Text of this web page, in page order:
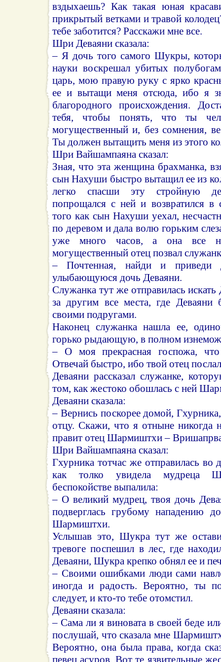
вздыхаешь? Как такая юная
прикрытый ветками и травой
тебе заботится? Расскажи мне все.
Шри Деваяни сказала:
– Я дочь того самого Шукры,
науки воскрешал убитых
царь, мою правую руку с ярко
ее и вытащи меня отсюда, ибо я
благородного происхождения.
тебя, чтобы понять, что ты
могущественный и, без сомнения,
Ты должен вытащить меня из этого
Шри Вайшампаяна сказал:
Зная, что эта женщина брахманка,
сын Нахуши быстро вытащил ее из
легко спасши эту стройную
попрощался с ней и возвратился в
того как сын Нахуши уехал,
по деревом и дала волю горьким
уже много часов, а она все не
могущественный отец позвал
– Почтенная, найди и приведи
улыбающуюся дочь Деваяни.
Служанка тут же отправилась
за другим все места, где Деваяни
своими подругами.
Наконец служанка нашла ее,
горько рыдающую, в полном
– О моя прекрасная госпожа,
Отвечай быстро, ибо твой отец
Деваяни рассказал служанке,
том, как жестоко обошлась с ней
Деваяни сказала:
– Вернись поскорее домой,
отцу. Скажи, что я отныне никогда
правит отец Шармиштхи –
Шри Вайшампаяна сказал:
Гхурника тотчас же отправилась во
как толко увидела мудреца
беспокойстве выпалила:
– О великий мудрец, твоя дочь
подверглась грубому нападению
Шармиштхи.
Услышав это, Шукра тут же
тревоге поспешил в лес, где
Деваяни, Шукра крепко обнял ее и
– Своими ошибками люди сами
иногда и радость. Вероятно, ты
следует, и кто-то тебе отомстил.
Деваяни сказала:
– Сама ли я виновата в своей беде
послушай, что сказала мне
Вероятно, она была права, когда
певец асуров. Вот те язвительные